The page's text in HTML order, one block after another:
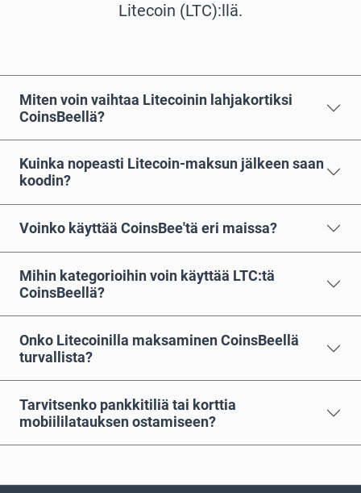
Litecoin (LTC):llä.
Miten voin vaihtaa Litecoinin lahjakortiksi
CoinsBeellä?
Kuinka nopeasti Litecoin-maksun jälkeen saan
koodin?
Voinko käyttää CoinsBee'tä eri maissa?
Mihin kategorioihin voin käyttää LTC:tä
CoinsBeellä?
Onko Litecoinilla maksaminen CoinsBeellä
turvallista?
Tarvitsenko pankkitiliä tai korttia
mobiililatauksen ostamiseen?